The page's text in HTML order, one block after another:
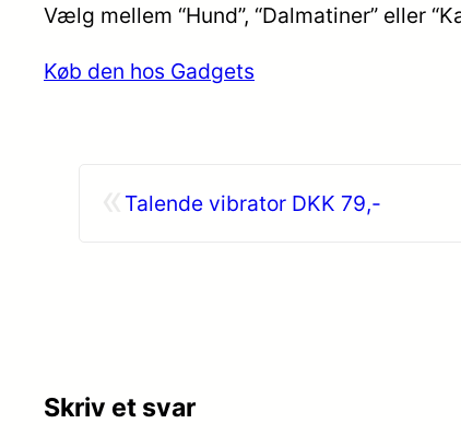
Vælg mellem “Hund”, “Dalmatiner” eller
Køb den hos Gadgets
Talende vibrator DKK 79,-
Skriv et svar